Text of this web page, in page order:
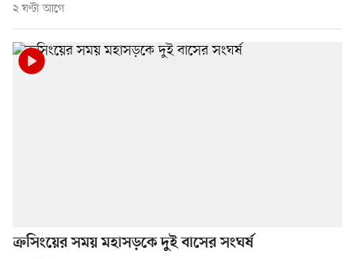
২ ঘণ্টা আগে
ক্রসিংয়ের সময় মহাসড়কে দুই বাসের সংঘর্ষ